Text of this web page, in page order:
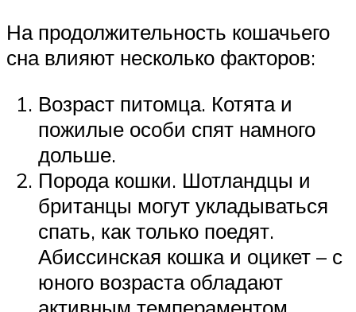
На продолжительность кошачьего
сна влияют несколько факторов:
Возраст питомца. Котята и
пожилые особи спят намного
дольше.
Порода кошки. Шотландцы и
британцы могут укладываться
спать, как только поедят.
Абиссинская кошка и оцикет – с
юного возраста обладают